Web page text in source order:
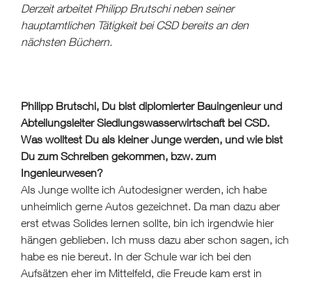
Derzeit arbeitet Philipp Brutschi neben seiner
hauptamtlichen Tätigkeit bei CSD bereits an den
nächsten Büchern.
Philipp Brutschi, Du bist diplomierter Bauingenieur und
Abteilungsleiter Siedlungswasserwirtschaft bei CSD.
Was wolltest Du als kleiner Junge werden, und wie bist
Du zum Schreiben gekommen, bzw. zum
Ingenieurwesen?
Als Junge wollte ich Autodesigner werden, ich habe
unheimlich gerne Autos gezeichnet. Da man dazu aber
erst etwas Solides lernen sollte, bin ich irgendwie hier
hängen geblieben. Ich muss dazu aber schon sagen, ich
habe es nie bereut. In der Schule war ich bei den
Aufsätzen eher im Mittelfeld, die Freude kam erst in